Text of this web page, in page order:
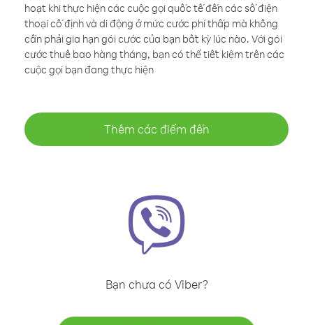
hoạt khi thực hiện các cuộc gọi quốc tế đến các số điện
thoại cố định và di động ở mức cước phí thấp mà không
cần phải gia hạn gói cước của bạn bất kỳ lúc nào. Với gói
cước thuê bao hàng tháng, bạn có thể tiết kiệm trên các
cuộc gọi bạn đang thực hiện
Thêm các điểm đến
Bạn chưa có Viber?